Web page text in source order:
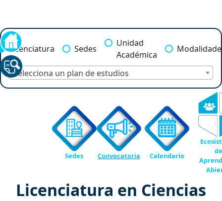
Licenciatura Sedes
Unidad
Académica
Selecciona un plan de estudios
Sedes Convocatoria Calendario
de
Licenciatura en Ciencias